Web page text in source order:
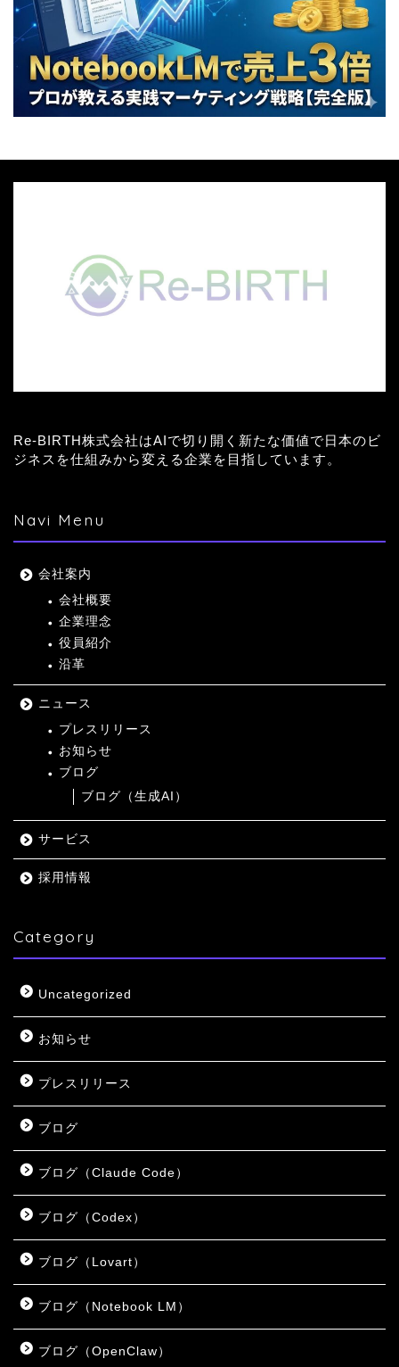
Re-BIRTH株式会社はAIで切り開く新たな価値で日本のビ
ジネスを仕組みから変える企業を目指しています。
Navi Menu
会社案内
会社概要
企業理念
役員紹介
沿革
ニュース
プレスリリース
お知らせ
ブログ
ブログ（生成AI）
サービス
採用情報
Category
Uncategorized
お知らせ
プレスリリース
ブログ
ブログ（Claude Code）
ブログ（Codex）
ブログ（Lovart）
ブログ（Notebook LM）
ブログ（OpenClaw）